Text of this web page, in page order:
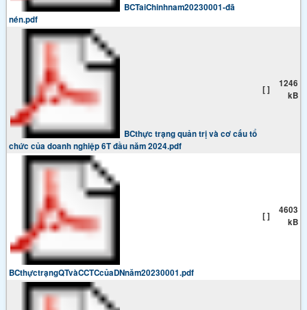
BCTaiChinhnam20230001-đã
nén.pdf
BCthực trạng quản trị và cơ cấu tổ
chức của doanh nghiệp 6T đầu năm 2024.pdf
[ ]
1246
kB
BCthựctrạngQTvàCCTCcủaDNnăm20230001.pdf
[ ]
4603
kB